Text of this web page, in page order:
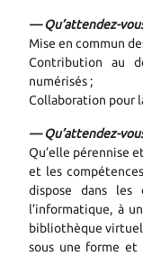
— Qu’attendez-
Mise en commun
Contribution au
numérisés ;
Collaboration pour
— Qu’attendez-
Qu’elle pérennise
et les
dispose dans les
l’informatique, à
bibliothèque
sous une forme et